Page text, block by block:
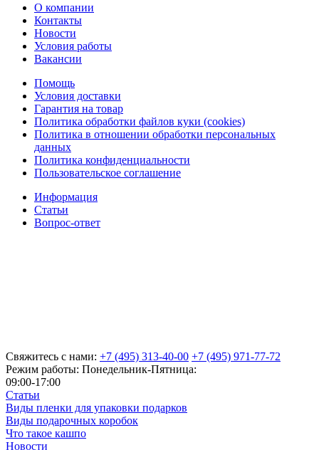
О компании
Контакты
Новости
Условия работы
Вакансии
Помощь
Условия доставки
Гарантия на товар
Политика обработки файлов куки (cookies)
Политика в отношении обработки персональных
данных
Политика конфиденциальности
Пользовательское соглашение
Информация
Статьи
Вопрос-ответ
Свяжитесь с нами: +7 (495) 313-40-00 +7 (495) 971-77-72
Режим работы: Понедельник-Пятница:
09:00-17:00
Статьи
Виды пленки для упаковки подарков
Виды подарочных коробок
Что такое кашпо
Новости